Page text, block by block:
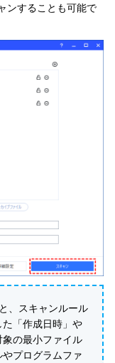
ンすることも可能で
、スキャンルール
「作成日時」や
象の最小ファイル
プログラムファ